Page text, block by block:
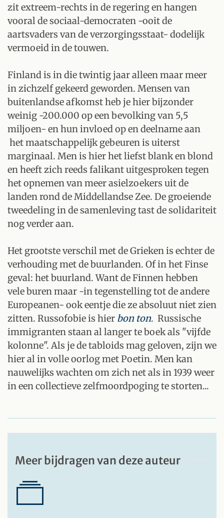
zit extreem-rechts in de regering en hangen
vooral de sociaal-democraten -ooit de
aartsvaders van de verzorgingsstaat- dodelijk
vermoeid in de touwen.
Finland is in die twintig jaar alleen maar meer
in zichzelf gekeerd geworden. Mensen van
buitenlandse afkomst heb je hier bijzonder
weinig -200.000 op een bevolking van 5,5
miljoen- en hun invloed op en deelname aan
het maatschappelijk gebeuren is uiterst
marginaal. Men is hier het liefst blank en blond
en heeft zich reeds falikant uitgesproken tegen
het opnemen van meer asielzoekers uit de
landen rond de Middellandse Zee. De groeiende
tweedeling in de samenleving tast de solidariteit
nog verder aan.
Het grootste verschil met de Grieken is echter de
verhouding met de buurlanden. Of in het Finse
geval: het buurland. Want de Finnen hebben
vele buren maar -in tegenstelling tot de andere
Europeanen- ook eentje die ze absoluut niet zien
zitten. Russofobie is hier bon ton. Russische
immigranten staan al langer te boek als "vijfde
kolonne". Als je de tabloids mag geloven, zijn we
hier al in volle oorlog met Poetin. Men kan
nauwelijks wachten om zich net als in 1939 weer
in een collectieve zelfmoordpoging te storten...
Meer bijdragen van deze auteur